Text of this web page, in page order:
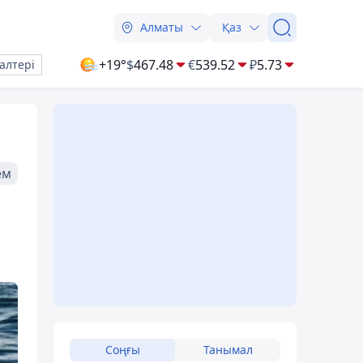
Алматы Қаз
+19°$467.48 €539.52 ₽5.73
Соңғы Танымал